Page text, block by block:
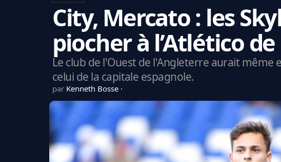
City, Mercato : les
piocher à l’Atlético
Le club de l'Ouest de l'Angleterre aurait même
celui de la capitale espagnole.
par Kenneth Bosse